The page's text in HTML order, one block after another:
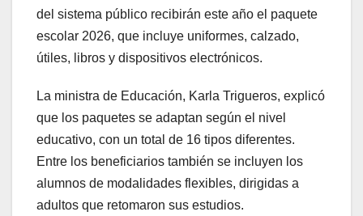
del sistema público recibirán este año el paquete
escolar 2026, que incluye uniformes, calzado,
útiles, libros y dispositivos electrónicos.
La ministra de Educación, Karla Trigueros, explicó
que los paquetes se adaptan según el nivel
educativo, con un total de 16 tipos diferentes.
Entre los beneficiarios también se incluyen los
alumnos de modalidades flexibles, dirigidas a
adultos que retomaron sus estudios.